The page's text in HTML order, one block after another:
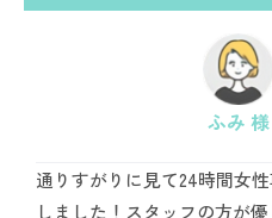
ふみ 様
通りすがりに見て24時間女
しました！スタッフの方が